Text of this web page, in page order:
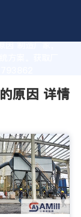
因 制造厂家，
方案。获取厂
原因 详情